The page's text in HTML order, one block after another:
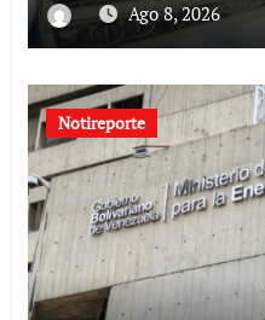
Ago 8, 2026
Notireporte